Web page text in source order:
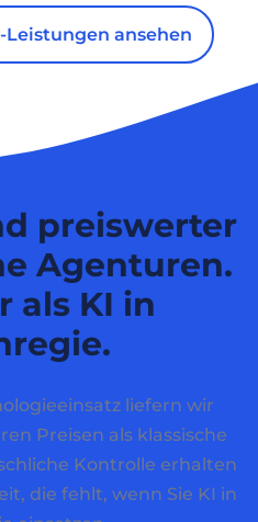
ansehen
preiswerter
Agenturen.
als KI in
liefern wir
Preisen als klassische
Kontrolle erhalten
die fehlt, wenn Sie KI in